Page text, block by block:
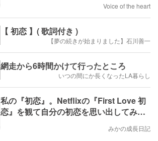
Voice of the heart
【 初恋 】( 歌詞付き )
【夢の続きが始まりました】石川善一
網走から6時間かけて行ったところ
いつの間にか長くなったLA暮らし
私の『初恋』。Netflixの『First Love 初
恋』を観て自分の初恋を思い出してみ
みかの成長日記